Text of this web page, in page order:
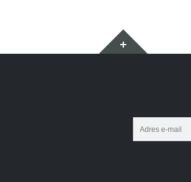
Widgety
e-